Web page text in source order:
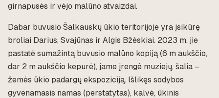
girnapusės ir vėjo malūno atvaizdai.
Dabar buvusio Šalkauskų ūkio teritorijoje yra įsikūrę
broliai Darius, Svajūnas ir Algis Bžėskiai. 2023 m. jie
pastatė sumažintą buvusio malūno kopiją (6 m aukščio,
dar 2 m aukščio kepurė), jame įrengė muziejų, šalia –
žemės ūkio padargų ekspoziciją. Išlikęs sodybos
gyvenamasis namas (perstatytas), kalvė, ūkinis